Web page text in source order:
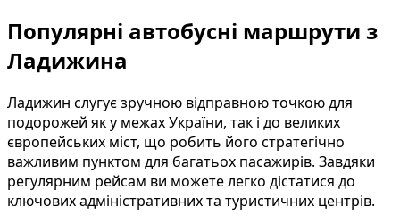
Популярні автобусні маршрути з
Ладижина
Ладижин слугує зручною відправною точкою для
подорожей як у межах України, так і до великих
європейських міст, що робить його стратегічно
важливим пунктом для багатьох пасажирів. Завдяки
регулярним рейсам ви можете легко дістатися до
ключових адміністративних та туристичних центрів.